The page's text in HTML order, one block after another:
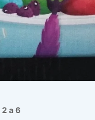
2 a 6